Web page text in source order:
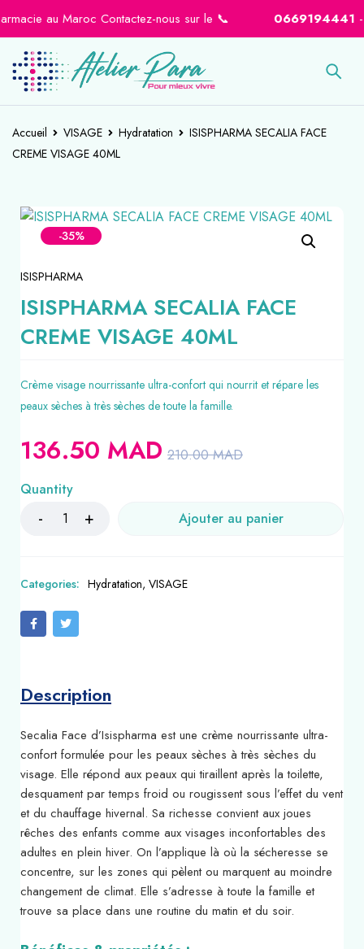
au Maroc Contactez-nous sur le 📞 0669194441-
Accueil VISAGE Hydratation
ISISPHARMA SECALIA FACE
CREME VISAGE 40ML
-35%
ISISPHARMA
ISISPHARMA SECALIA FACE
CREME VISAGE 40ML
Crème visage nourrissante ultra-confort qui nourrit et répare les
peaux sèches à très sèches de toute la famille.
210.00MAD
136.50 MAD
Quantity
Ajouter au panier
Categories: Hydratation, VISAGE
Description
Secalia Face d’Isispharma est une crème nourrissante ultra-
confort formulée pour les peaux sèches à très sèches du
visage. Elle répond aux peaux qui tiraillent après la toilette,
desquament par temps froid ou rougissent sous l’effet du vent
et du chauffage hivernal. Sa richesse convient aux joues
rêches des enfants comme aux visages inconfortables des
adultes en plein hiver. On l’applique là où la sécheresse se
concentre, sur les zones qui pèlent ou marquent au moindre
changement de climat. Elle s’adresse à toute la famille et
trouve sa place dans une routine du matin et du soir.